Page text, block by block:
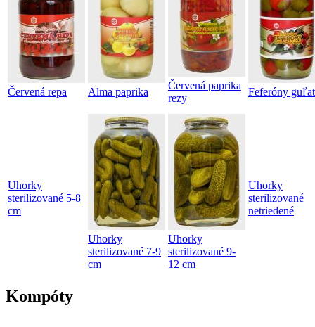
Červená repa Alma paprika
Červená paprika
rezy
Feferóny
Uhorky
sterilizované 5-8
cm
Uhorky
sterilizované 7-9
cm
Uhorky
sterilizované 9-
12 cm
Uhorky
sterilizované
netriedené
Kompóty